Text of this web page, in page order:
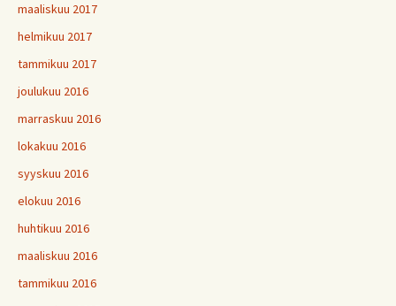
maaliskuu 2017
helmikuu 2017
tammikuu 2017
joulukuu 2016
marraskuu 2016
lokakuu 2016
syyskuu 2016
elokuu 2016
huhtikuu 2016
maaliskuu 2016
tammikuu 2016